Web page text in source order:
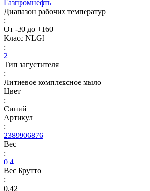
Газпромнефть
Диапазон рабочих температур
:
От -30 до +160
Класс NLGI
:
2
Тип загустителя
:
Литиевое комплексное мыло
Цвет
:
Синий
Артикул
:
2389906876
Вес
:
0.4
Вес Брутто
:
0.42